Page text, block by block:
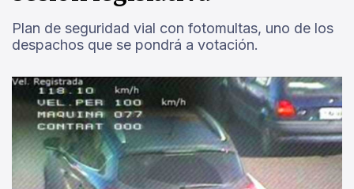
Plan de seguridad vial con fotomultas, uno de los
despachos que se pondrá a votación.